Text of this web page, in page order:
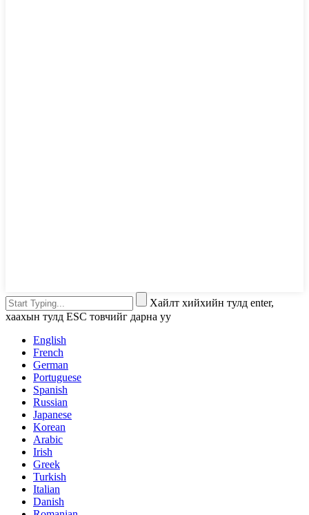
Хайлт хийхийн тулд enter,
хаахын тулд ESC товчийг дарна уу
English
French
German
Portuguese
Spanish
Russian
Japanese
Korean
Arabic
Irish
Greek
Turkish
Italian
Danish